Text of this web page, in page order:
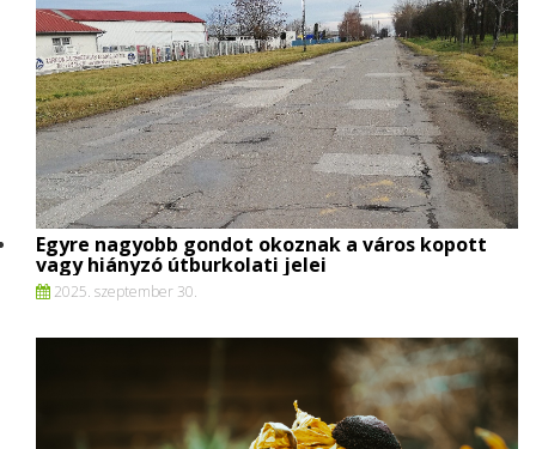
Egyre nagyobb gondot okoznak a város kopott
vagy hiányzó útburkolati jelei
2025. szeptember 30.